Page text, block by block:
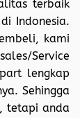
terbaik
Indonesia.
kami
Service
lengkap
Sehingga
tetapi anda